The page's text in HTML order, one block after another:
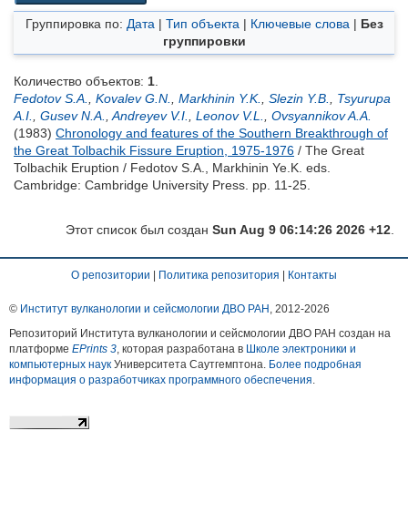
Группировка по: Дата | Тип объекта | Ключевые слова | Без
группировки
Количество объектов: 1
Fedotov S.A.
Kovalev G.N. Markhinin Y.K. Slezin Y.B.
Tsyurupa
A.I.
Gusev N.A. Andreyev V.I. Leonov V.L.
Ovsyannikov A.A.
(1983) Chronology and features of the Southern Breakthrough of
the Great Tolbachik Fissure Eruption, 1975-1976 / The Great
Tolbachik Eruption / Fedotov S.A. Markhinin Ye.K. eds.
Cambridge: Cambridge University Press. pp. 11-25.
Этот список был создан Sun Aug 9 06:14:26 2026 +12
О репозитории Политика репозитория Контакты
© Институт вулканологии и сейсмологии ДВО РАН , 2012-2026
Репозиторий Института вулканологии и сейсмологии ДВО РАН создан на
платформе EPrints 3, которая разработана в Школе электроники и
компьютерных наук Университета Саутгемптона. Более подробная
информация о разработчиках программного обеспечения.